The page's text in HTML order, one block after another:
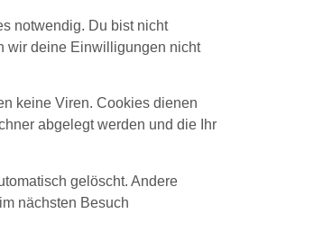
notwendig. Du bist nicht
wir deine Einwilligungen nicht
keine Viren. Cookies dienen
abgelegt werden und die Ihr
gelöscht. Andere
nächsten Besuch